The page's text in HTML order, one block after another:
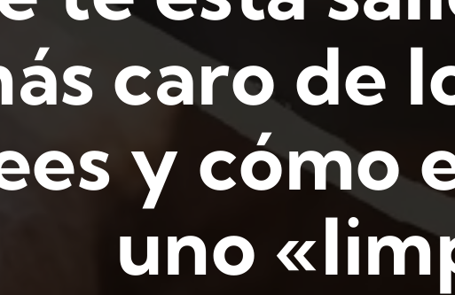
caro de
y cómo
uno